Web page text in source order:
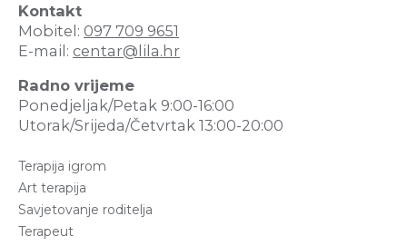
Kontakt
Mobitel: 097 709 9651
E-mail: centar@lila.hr
Radno vrijeme
Ponedjeljak/Petak 9:00-16:00
Utorak/Srijeda/Četvrtak 13:00-20:00
Terapija igrom
Art terapija
Savjetovanje roditelja
Terapeut